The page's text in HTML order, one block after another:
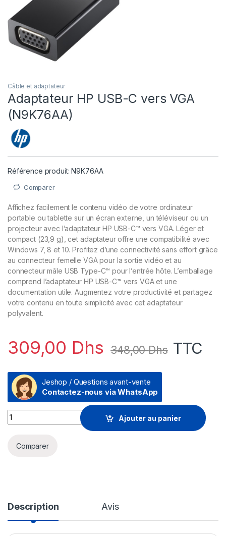
Câble et adaptateur
Adaptateur HP USB-C vers VGA
(N9K76AA)
Référence produit: N9K76AA
Comparer
Affichez facilement le contenu vidéo de votre ordinateur
portable ou tablette sur un écran externe, un téléviseur ou un
projecteur avec l’adaptateur HP USB-C™ vers VGA. Léger et
compact (23,9 g), cet adaptateur offre une compatibilité avec
Windows 7, 8 et 10. Profitez d’une connectivité sans effort grâce
au connecteur femelle VGA pour la sortie vidéo et au
connecteur mâle USB Type-C™ pour l’entrée hôte. L’emballage
comprend l’adaptateur HP USB-C™ vers VGA et une
documentation utile. Augmentez votre productivité et partagez
votre contenu en toute simplicité avec cet adaptateur
polyvalent.
309,00 Dhs 348,00Dhs TTC
Jeshop / Questions avant-vente
Contactez-nous via WhatsApp
Adaptateur HP USB-C vers VGA (N9K76AA) quantity
Ajouter au panier
Comparer
Description Avis